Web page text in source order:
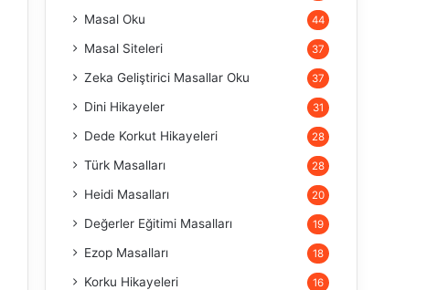
Masal Oku 44
Masal Siteleri 37
Zeka Geliştirici Masallar Oku 37
Dini Hikayeler 31
Dede Korkut Hikayeleri 28
Türk Masalları 28
Heidi Masalları 20
Değerler Eğitimi Masalları 19
Ezop Masalları 18
Korku Hikayeleri 16